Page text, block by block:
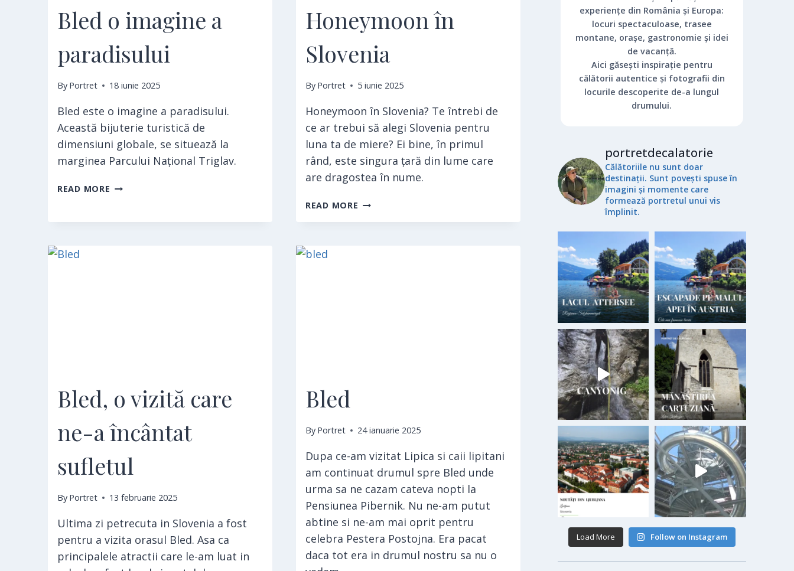
Bled o imagine a
paradisului
By Portret 18 iunie 2025
Bled este o imagine a paradisului.
Această bijuterie turistică de
dimensiuni globale, se situează la
marginea Parcului Național Triglav.
READ MORE BLED
Honeymoon în
Slovenia
By Portret 5 iunie 2025
Honeymoon în Slovenia? Te întrebi de
ce ar trebui să alegi Slovenia pentru
luna ta de miere? Ei bine, în primul
rând, este singura țară din lume care
are dragostea în nume.
READ MORE HONEYMOON
Bled, o vizită care
ne-a încântat
sufletul
By Portret 13 februarie 2025
Ultima zi petrecuta in Slovenia a fost
pentru a vizita orasul Bled. Asa ca
principalele atractii care le-am luat in
Bled
By Portret 24 ianuarie 2025
Dupa ce-am vizitat Lipica si caii lipitani
am continuat drumul spre Bled unde
urma sa ne cazam cateva nopti la
Pensiunea Pibernik. Nu ne-am putut
abtine si ne-am mai oprit pentru
celebra Pestera Postojna. Era pacat
daca tot era in drumul nostru sa nu o
experiențe din România și Europa:
locuri spectaculoase, trasee
montane, orașe, gastronomie și idei
de vacanță.
Aici găsești inspirație pentru
călătorii autentice și fotografii din
locurile descoperite de-a lungul
drumului.
portretdecalatorie
Călătoriile nu sunt doar
destinații. Sunt povești spuse în
imagini și momente care
formează portretul unui vis
împlinit.
Load More Follow on Instagram